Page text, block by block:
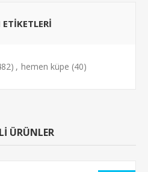
, hemen küpe (40)
ÜRÜNLER